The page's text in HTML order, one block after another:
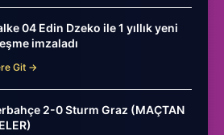
04 Edin Dzeko ile 1 yıllık yeni
imzaladı
Git →
2-0 Sturm Graz (MAÇTAN